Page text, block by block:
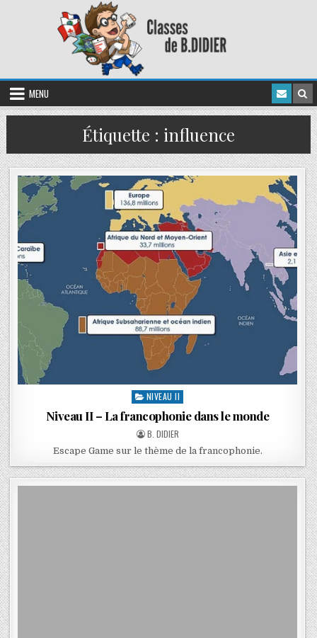
MENU
Étiquette : influence
NIVEAU II
Niveau II – La francophonie dans le monde
B. DIDIER
Escape Game sur le thème de la francophonie.